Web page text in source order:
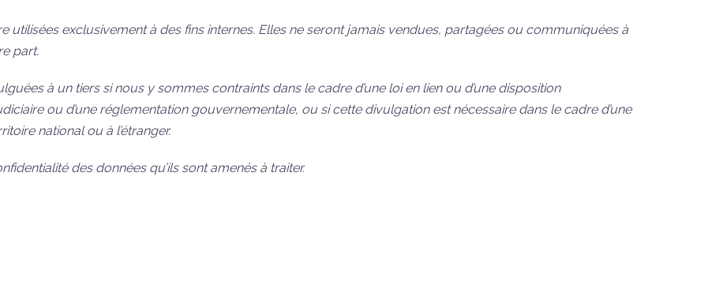
utilisées exclusivement à des fins internes. Elles ne seront jamais vendues, partagées ou communiquées à
part.
à un tiers si nous y sommes contraints dans le cadre d’une loi en lien ou d’une disposition
ou d’une réglementation gouvernementale, ou si cette divulgation est nécessaire dans le cadre d’une
national ou à l’étranger.
des données qu’ils sont amenés à traiter.